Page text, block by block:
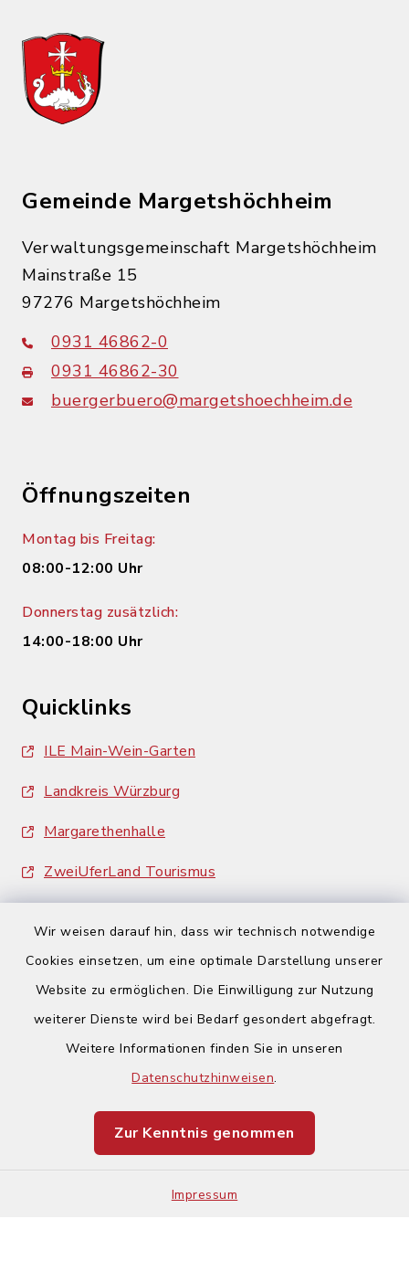
Wir weisen darauf hin, dass wir technisch notwendige
Cookies einsetzen, um eine optimale Darstellung unserer
Website zu ermöglichen. Die Einwilligung zur Nutzung
weiterer Dienste wird bei Bedarf gesondert abgefragt.
Weitere Informationen finden Sie in unseren
Datenschutzhinweisen.
Zur Kenntnis genommen
Impressum
Gemeinde Margetshöchheim
Verwaltungsgemeinschaft Margetshöchheim
Mainstraße 15
97276 Margetshöchheim
0931 46862-0
0931 46862-30
buergerbuero@margetshoechheim.de
Öffnungszeiten
Montag bis Freitag:
08:00-12:00 Uhr
Donnerstag zusätzlich:
14:00-18:00 Uhr
Quicklinks
ILE Main-Wein-Garten
Landkreis Würzburg
Margarethenhalle
ZweiUferLand Tourismus
Barrierefreiheit
Impressum
Sitemap